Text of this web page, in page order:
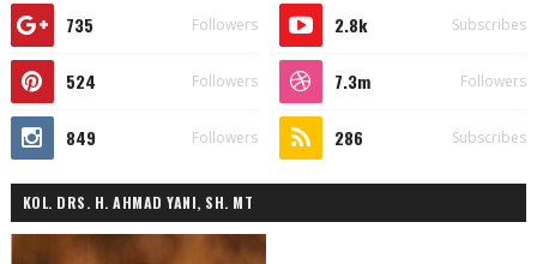
735 Followers 2.8k Subscribes
524 Followers 7.3m Followers
849 Followers 286 Subscribes
KOL. DRS. H. AHMAD YANI, SH. MT